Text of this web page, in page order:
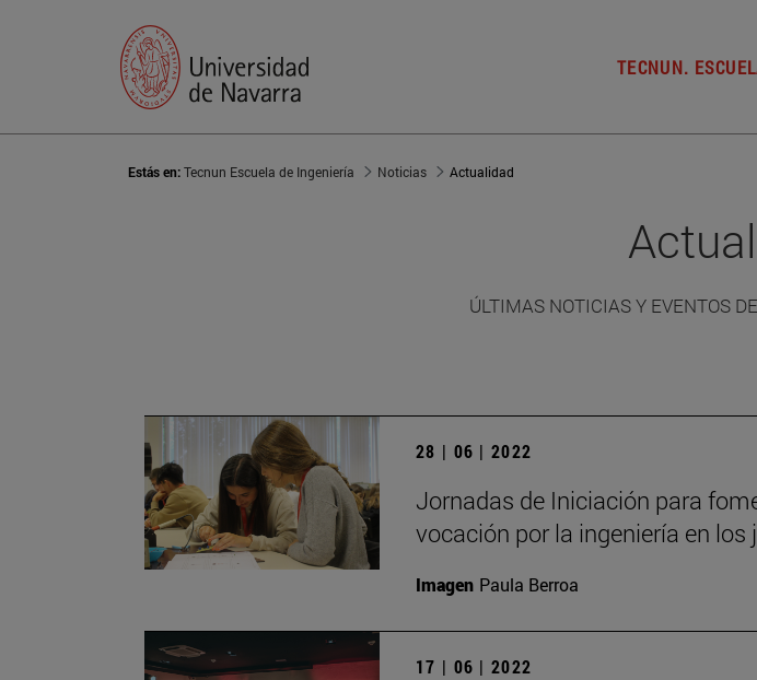
TECNUN.
Estás en:Tecnun Escuela de Ingeniería Noticias Actualidad
ÚLTIMAS NOTICIAS Y EVENTOS
28 | 06 | 2022
Jornadas de Iniciación para
vocación por la ingeniería en los
Imagen Paula Berroa
17 | 06 | 2022